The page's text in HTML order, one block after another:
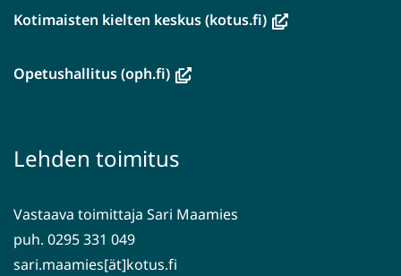
Kotimaisten kielten keskus (kotus.fi)(avautuu
Opetushallitus (oph.fi)(avautuu
toiseen
Lehden toimitus
Vastaava toimittaja Sari Maamies
puh. 0295 331 049
sari.maamies[ät]kotus.fi